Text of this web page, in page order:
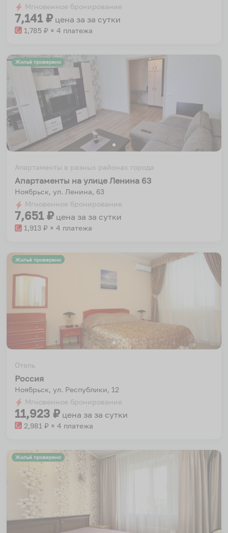
changing
dates.
changing
dates.
Мгновенное бронирование
7,141 ₽ цена за за сутки
1,785 ₽ × 4 платежа
Жильё проверено
Апартаменты в разных районах города
Апартаменты на улице Ленина 63
Ноябрьск, ул. Ленина, 63
Мгновенное бронирование
7,651 ₽ цена за за сутки
1,913 ₽ × 4 платежа
Жильё проверено
Отель
Россия
Ноябрьск, ул. Республики, 12
Мгновенное бронирование
11,923 ₽ цена за за сутки
2,981 ₽ × 4 платежа
Жильё проверено